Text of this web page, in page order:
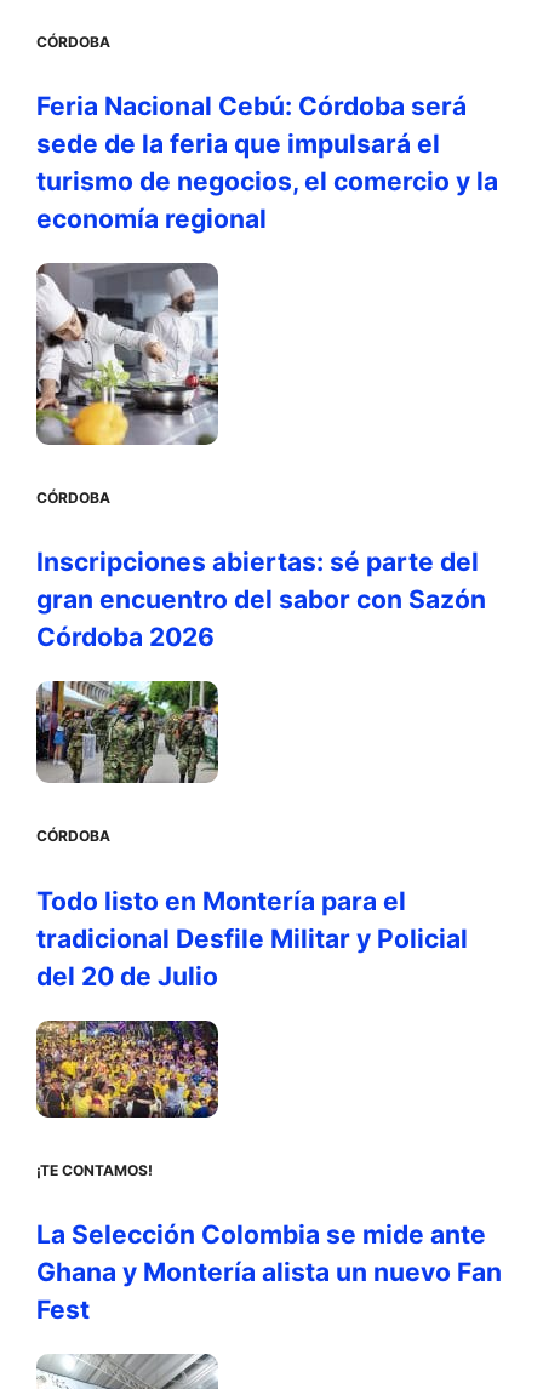
CÓRDOBA
Feria Nacional Cebú: Córdoba será
sede de la feria que impulsará el
turismo de negocios, el comercio y la
economía regional
CÓRDOBA
Inscripciones abiertas: sé parte del
gran encuentro del sabor con Sazón
Córdoba 2026
CÓRDOBA
Todo listo en Montería para el
tradicional Desfile Militar y Policial
del 20 de Julio
¡TE CONTAMOS!
La Selección Colombia se mide ante
Ghana y Montería alista un nuevo Fan
Fest